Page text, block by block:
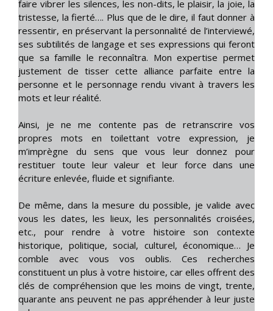
faire vibrer les silences, les non-dits, le plaisir, la joie, la
tristesse, la fierté…. Plus que de le dire, il faut donner à
ressentir, en préservant la personnalité de l’interviewé,
ses subtilités de langage et ses expressions qui feront
que sa famille le reconnaîtra. Mon expertise permet
justement de tisser cette alliance parfaite entre la
personne et le personnage rendu vivant à travers les
mots et leur réalité.
Ainsi, je ne me contente pas de retranscrire vos
propres mots en toilettant votre expression, je
m’imprègne du sens que vous leur donnez pour
restituer toute leur valeur et leur force dans une
écriture enlevée, fluide et signifiante.
De même, dans la mesure du possible, je valide avec
vous les dates, les lieux, les personnalités croisées,
etc., pour rendre à votre histoire son contexte
historique, politique, social, culturel, économique… Je
comble avec vous vos oublis. Ces recherches
constituent un plus à votre histoire, car elles offrent des
clés de compréhension que les moins de vingt, trente,
quarante ans peuvent ne pas appréhender à leur juste